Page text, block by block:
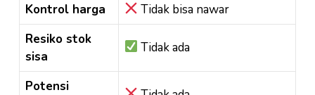
Kontrol harga
Tidak bisa nawar
Resiko stok
sisa
Tidak ada
Potensi